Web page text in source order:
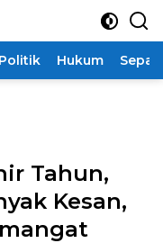
Politik Hukum
Tahun,
Kesan,